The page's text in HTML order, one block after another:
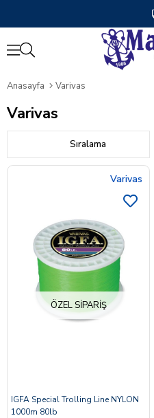
Anasayfa Varivas
Varivas
Sıralama
ÖZEL SIPARIŞ
Varivas
IGFA Special Trolling Line NYLON
1000m 80lb